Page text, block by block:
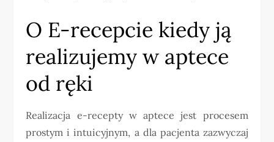
O E-recepcie kiedy ją
realizujemy w aptece
od ręki
Realizacja e-recepty w aptece jest procesem
prostym i intuicyjnym, a dla pacjenta zazwyczaj